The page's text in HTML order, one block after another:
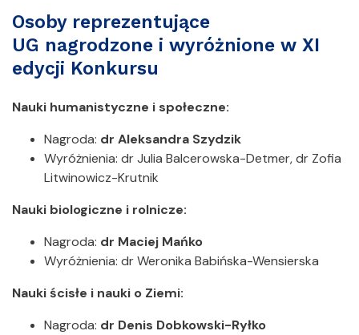
Osoby reprezentujące
UG nagrodzone i wyróżnione w XI
edycji Konkursu
Nauki humanistyczne i społeczne:
Nagroda: dr Aleksandra Szydzik
Wyróżnienia: dr Julia Balcerowska-Detmer, dr Zofia
Litwinowicz-Krutnik
Nauki biologiczne i rolnicze:
Nagroda: dr Maciej Mańko
Wyróżnienia: dr Weronika Babińska-Wensierska
Nauki ścisłe i nauki o Ziemi:
Nagroda: dr Denis Dobkowski-Ryłko